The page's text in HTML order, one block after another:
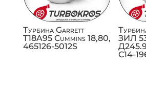
Турбина Garrett
T18A95 Cummins 18,80,
465126-5012S
ЗИЛ
C14-